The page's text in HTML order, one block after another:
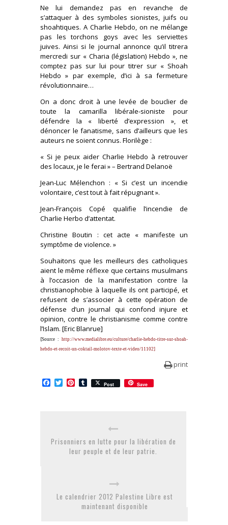
Ne lui demandez pas en revanche de
s’attaquer à des symboles sionistes, juifs ou
shoahtiques. A Charlie Hebdo, on ne mélange
pas les torchons goys avec les serviettes
juives. Ainsi si le journal annonce qu’il titrera
mercredi sur « Charia (législation) Hebdo », ne
comptez pas sur lui pour titrer sur « Shoah
Hebdo » par exemple, d’ici à sa fermeture
révolutionnaire…
On a donc droit à une levée de bouclier de
toute la camarilla libérale-sioniste pour
défendre la « liberté d’expression », et
dénoncer le fanatisme, sans d’ailleurs que les
auteurs ne soient connus. Florilège :
« Si je peux aider Charlie Hebdo à retrouver
des locaux, je le ferai » – Bertrand Delanoë
Jean-Luc Mélenchon : « Si c’est un incendie
volontaire, c’est tout à fait répugnant ».
Jean-François Copé qualifie l’incendie de
Charlie Herbo d’attentat.
Christine Boutin : cet acte « manifeste un
symptôme de violence. »
Souhaitons que les meilleurs des catholiques
aient le même réflexe que certains musulmans
à l’occasion de la manifestation contre la
christianophobie à laquelle ils ont participé, et
refusent de s’associer à cette opération de
défense d’un journal qui confond injure et
opinion, contre le christianisme comme contre
l’Islam. [Eric Blanrue]
[Source : http://www.medialibre.eu/culture/charlie-hebdo-titre-sur-shoah-
hebdo-et-recoit-un-coktail-molotov-texte-et-video/11102]
print
Facebook
TwitterPinterest
Tumblr
Post Save
Prisonniers en lutte pour la libération de
leur peuple et de leur patrie.
Le calendrier 2012 Palestine Libre est
maintenant disponible